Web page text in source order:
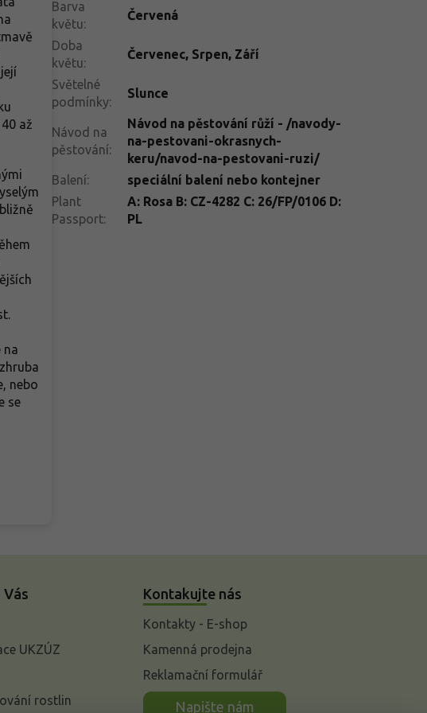
až
na
nebo
se
Barva
květu:
Červená
Doba
květu:
Červenec, Srpen, Září
Světelné
podmínky:
Slunce
Návod na
pěstování:
Návod na pěstování růží - /navody-
na-pestovani-okrasnych-
keru/navod-na-pestovani-ruzi/
Balení:
speciální balení nebo kontejner
Plant
Passport:
A: Rosa B: CZ-4282 C: 26/FP/0106 D:
PL
UKZÚZ
rostlin
Kontakujte nás
Kontakty - E-shop
Kamenná prodejna
Reklamační formulář
Napište nám